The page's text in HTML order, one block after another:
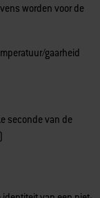
worden voor de
gaarheid
seconde van de